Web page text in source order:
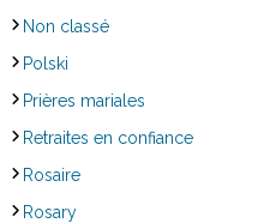
Non classé
Polski
Prières mariales
Retraites en confiance
Rosaire
Rosary